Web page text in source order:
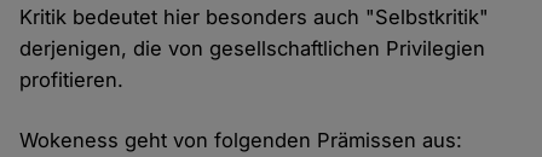
Kritik bedeutet hier besonders auch "Selbstkritik"
derjenigen, die von gesellschaftlichen Privilegien
profitieren.
Wokeness geht von folgenden Prämissen aus: